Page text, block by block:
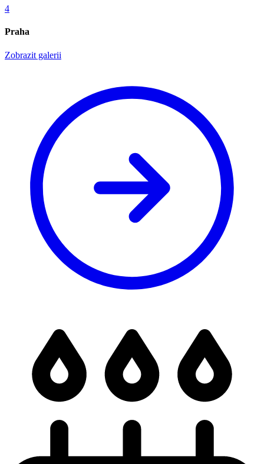
4
Praha
Zobrazit galerii